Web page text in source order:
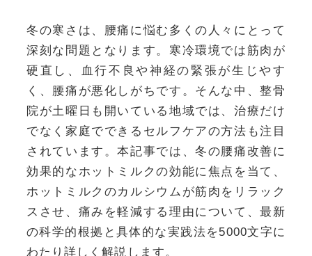
冬の寒さは、腰痛に悩む多くの人々にとって
深刻な問題となります。寒冷環境では筋肉が
硬直し、血行不良や神経の緊張が生じやす
く、腰痛が悪化しがちです。そんな中、整骨
院が土曜日も開いている地域では、治療だけ
でなく家庭でできるセルフケアの方法も注目
されています。本記事では、冬の腰痛改善に
効果的なホットミルクの効能に焦点を当て、
ホットミルクのカルシウムが筋肉をリラック
スさせ、痛みを軽減する理由について、最新
の科学的根拠と具体的な実践法を5000文字に
わたり詳しく解説します。